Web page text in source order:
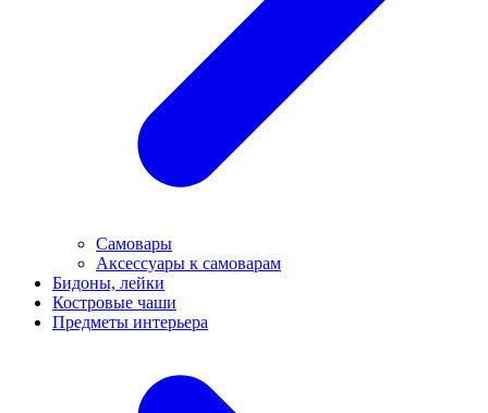
Самовары
Аксессуары к самоварам
Бидоны, лейки
Костровые чаши
Предметы интерьера